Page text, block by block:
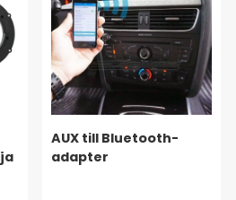
AUX till Bluetooth-
adapter